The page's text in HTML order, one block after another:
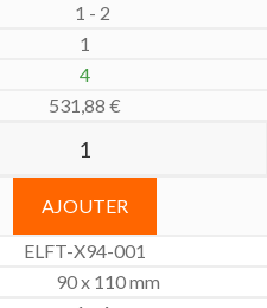
1 - 2
1
4
531,88 €
AJOUTER
ELFT-X94-001
90 x 110 mm